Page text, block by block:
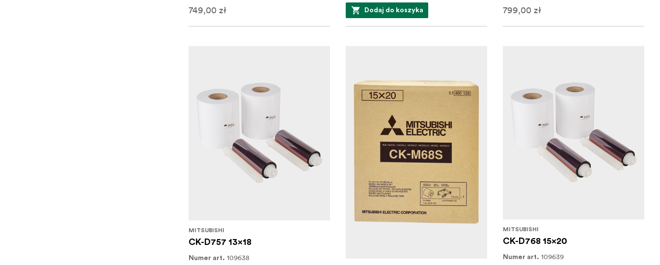
749,00 zł Dodaj do koszyka 799,00 zł
MITSUBISHI
CK-D757 13x18
Numer art. 109638
MITSUBISHI
CK-D768 15x20
Numer art. 109639